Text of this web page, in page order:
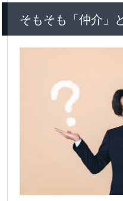
即時買取とは？
メリット①短い
メリット②仲
メリット③売却
メリット④契
即時買取のデメリ
デメリット：
そもそも「仲介」